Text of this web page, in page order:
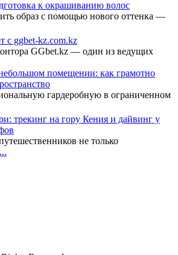
к окрашиванию волос
образ с помощью нового оттенка —
с ggbet-kz.com.kz
GGbet.kz — один из ведущих
помещении: как грамотно
гардеробную в ограниченном
трекинг на гору Кения и дайвинг у
не только
...